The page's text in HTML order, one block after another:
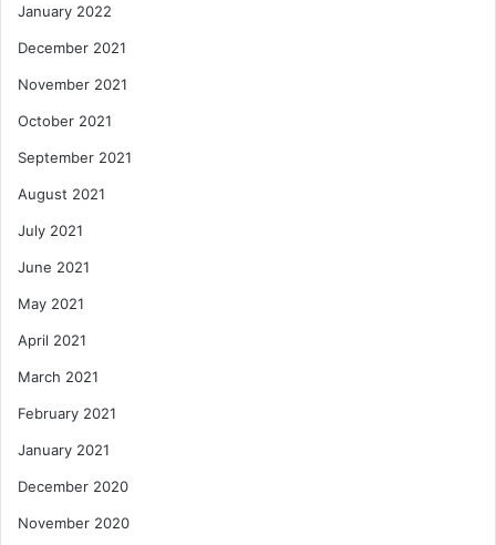
January 2022
December 2021
November 2021
October 2021
September 2021
August 2021
July 2021
June 2021
May 2021
April 2021
March 2021
February 2021
January 2021
December 2020
November 2020